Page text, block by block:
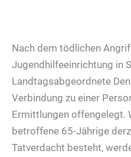
Nach dem tödlichen
Jugendhilfeeinrichtung in
Landtagsabgeordnete
Verbindung zu einer
Ermittlungen offengelegt.
betroffene 65-Jährige
Tatverdacht besteht,